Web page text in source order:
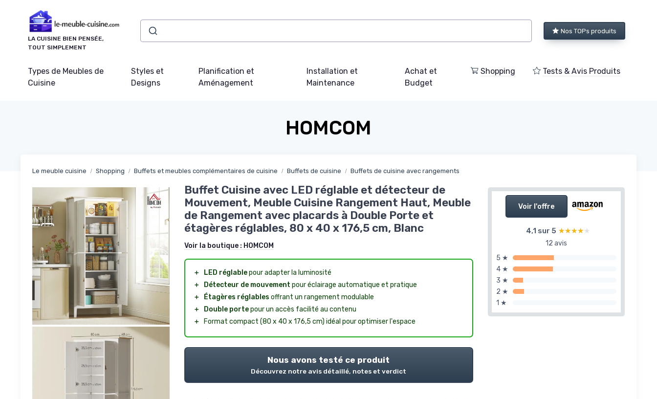
LA CUISINE BIEN PENSÉE,
TOUT SIMPLEMENT
Nos TOPs produits
Types de Meubles de
Cuisine
Styles et
Designs
Planification et
Aménagement
Installation et
Maintenance
Achat et
Budget
Shopping Tests & Avis Produits
HOMCOM
Le meuble cuisine Shopping Buffets et meubles complémentaires de cuisine Buffets de cuisine Buffets de cuisine avec rangements
Voir l'offre
4,1 sur 5 ★★★★★
★★★★★
12 avis
5 ★
4 ★
3 ★
2 ★
1 ★
Buffet Cuisine avec LED réglable et détecteur de
Mouvement, Meuble Cuisine Rangement Haut, Meuble
de Rangement avec placards à Double Porte et
étagères réglables, 80 x 40 x 176,5 cm, Blanc
Voir la boutique : HOMCOM
＋ LED réglablepour adapter la luminosité
＋
Détecteur de mouvement pour éclairage automatique et pratique
＋
Étagères réglables offrant un rangement modulable
＋
Double portepour un accès facilité au contenu
＋
Format compact (80 x 40 x 176,5 cm) idéal pour optimiser l'espace
Nous avons testé ce produit
Découvrez notre avis détaillé, notes et verdict